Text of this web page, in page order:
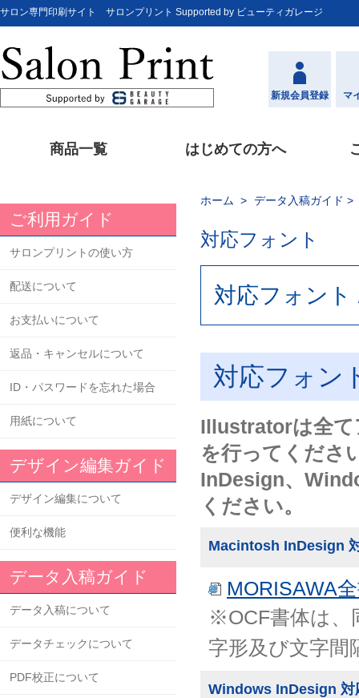
サロン専門印刷サイト サロンプリント Supported by ビューティガレージ
新規会員登録 マ
商品一覧 はじめての方へ
ホーム データ入稿ガイド
対応フォント
対応フォント
対応フォン
Illustratorは全て
を行ってくださ
InDesign、
ください。
Macintosh InDesign
MORISAWA
※OCF書体は、
字形及び文字間
Windows InDesign 対
ご利用ガイド
サロンプリントの使い方
配送について
お支払いについて
返品・キャンセルについて
ID・パスワードを忘れた場合
用紙について
デザイン編集ガイド
デザイン編集について
便利な機能
データ入稿ガイド
データ入稿について
データチェックについて
PDF校正について